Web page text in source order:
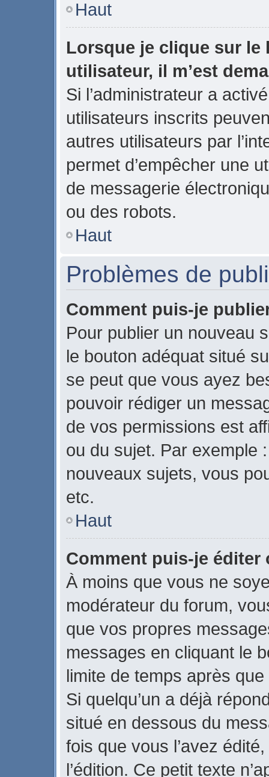
Haut
Lorsque je clique sur le
utilisateur, il m’est
Si l’administrateur a
utilisateurs inscrits
autres utilisateurs par
permet d’empêcher une
de messagerie
ou des robots.
Haut
Problèmes de
Comment puis-je
Pour publier un nouveau
le bouton adéquat situé
se peut que vous ayez
pouvoir rédiger un
de vos permissions est
ou du sujet. Par exemple
nouveaux sujets, vous
etc.
Haut
Comment puis-je éditer
À moins que vous ne
modérateur du forum,
que vos propres
messages en cliquant le
limite de temps après
Si quelqu’un a déjà
situé en dessous du
fois que vous l’avez
l’édition. Ce petit texte